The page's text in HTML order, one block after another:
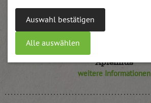
Auswahl bestätigen
Alle auswählen
Apfelmus
weitere Informationen